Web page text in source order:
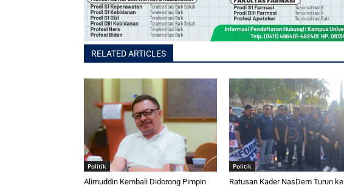
RELATED ARTICLES
Politik
Alimuddin Kembali Didorong Pimpin
Politik
Ratusan Kader NasDem Turun ke